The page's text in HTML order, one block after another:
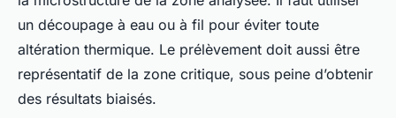
un découpage à eau ou à fil pour éviter toute
altération thermique. Le prélèvement doit aussi être
représentatif de la zone critique, sous peine d’obtenir
des résultats biaisés.